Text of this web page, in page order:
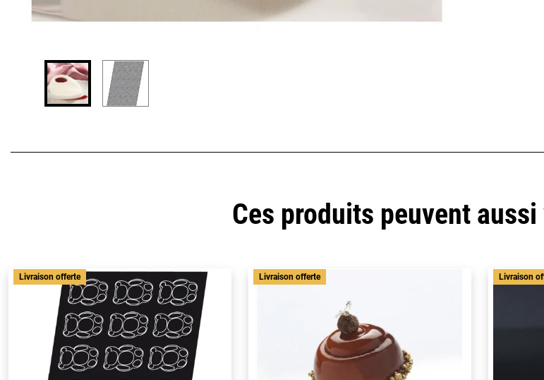
Ces produits peuvent
Livraison offerte Livraison offerte Livraison